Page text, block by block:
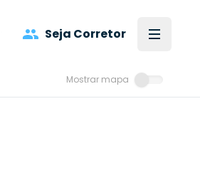
Seja Corretor
Mostrar mapa